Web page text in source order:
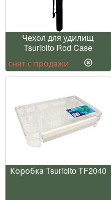
Чехол для удилищ
Tsuribito Rod Case
снят с продажи
Коробка Tsuribito TF2040